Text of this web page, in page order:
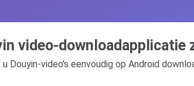
video-downloadapplicatie
u Douyin-video's eenvoudig op Android